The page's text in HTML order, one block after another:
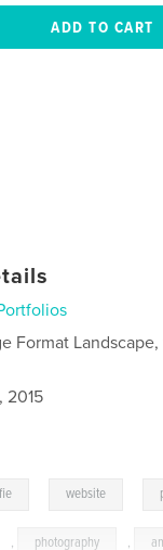
Format Landscape,
2015
website
, photography ,